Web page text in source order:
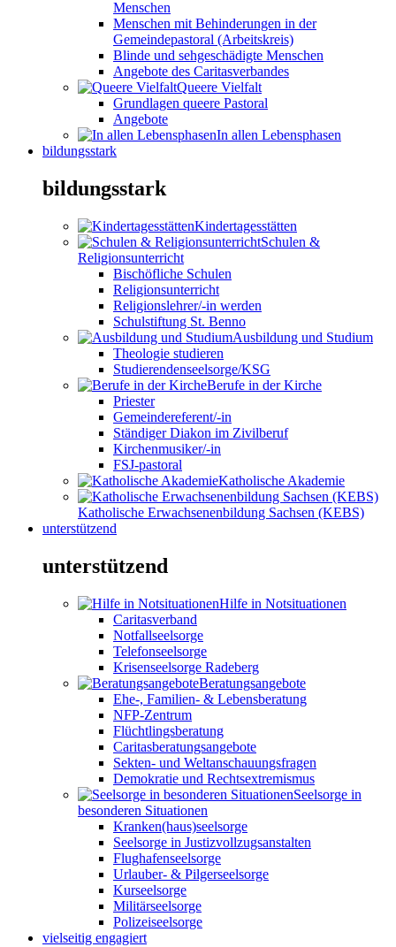
Menschen
Menschen mit Behinderungen in der
Gemeindepastoral (Arbeitskreis)
Blinde und sehgeschädigte Menschen
Angebote des Caritasverbandes
Queere Vielfalt
Grundlagen queere Pastoral
Angebote
In allen Lebensphasen
bildungsstark
bildungsstark
Kindertagesstätten
Schulen &
Religionsunterricht
Bischöfliche Schulen
Religionsunterricht
Religionslehrer/-in werden
Schulstiftung St. Benno
Ausbildung und Studium
Theologie studieren
Studierendenseelsorge/KSG
Berufe in der Kirche
Priester
Gemeindereferent/-in
Ständiger Diakon im Zivilberuf
Kirchenmusiker/-in
FSJ-pastoral
Katholische Akademie
Katholische Erwachsenenbildung Sachsen (KEBS)
unterstützend
unterstützend
Hilfe in Notsituationen
Caritasverband
Notfallseelsorge
Telefonseelsorge
Krisenseelsorge Radeberg
Beratungsangebote
Ehe-, Familien- & Lebensberatung
NFP-Zentrum
Flüchtlingsberatung
Caritasberatungsangebote
Sekten- und Weltanschauungsfragen
Demokratie und Rechtsextremismus
Seelsorge in
besonderen Situationen
Kranken(haus)seelsorge
Seelsorge in Justizvollzugsanstalten
Flughafenseelsorge
Urlauber- & Pilgerseelsorge
Kurseelsorge
Militärseelsorge
Polizeiseelsorge
vielseitig engagiert